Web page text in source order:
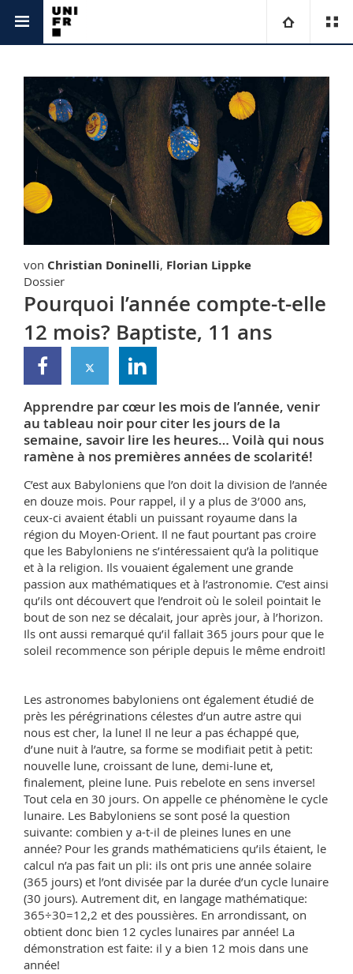
Studium
Campus
Forschung
Weiterbildung
Fakultäten
Theologische Fak.
Rechtswissenschaftliche Fak.
Wirtschafts- und Sozialwissenschaftliche Fak.
Philosophische Fak.
Fak. für Erziehungs- und Bildungswissenschaften
Math.-Nat. und Med. Fak.
Interfakultär
Informationen für
Studieninteressierte
Medien
Forschende
Mitarbeitende
Doktorierende
Ressourcen
Personenverzeichnis
Ortsplan
Bibliotheken
Webmail
Vorlesungsverzeichnis
MyUnifr
von Christian Doninelli, Florian Lippke
Dossier
Pourquoi l’année compte-t-elle
12 mois? Baptiste, 11 ans
Apprendre par cœur les mois de l’année, venir
au tableau noir pour citer les jours de la
semaine, savoir lire les heures… Voilà qui nous
ramène à nos premières années de scolarité!
C’est aux Babyloniens que l’on doit la division de l’année
en douze mois. Pour rappel, il y a plus de 3’000 ans,
ceux-ci avaient établi un puissant royaume dans la
région du Moyen-Orient. Il ne faut pourtant pas croire
que les Babyloniens ne s’intéressaient qu’à la politique
et à la religion. Ils vouaient également une grande
passion aux mathématiques et à l’astronomie. C’est ainsi
qu’ils ont découvert que l’endroit où le soleil pointait le
bout de son nez se décalait, jour après jour, à l’horizon.
Ils ont aussi remarqué qu’il fallait 365 jours pour que le
soleil recommence son périple depuis le même endroit!
Les astronomes babyloniens ont également étudié de
près les pérégrinations célestes d’un autre astre qui
nous est cher, la lune! Il ne leur a pas échappé que,
d’une nuit à l’autre, sa forme se modifiait petit à petit:
nouvelle lune, croissant de lune, demi-lune et,
finalement, pleine lune. Puis rebelote en sens inverse!
Tout cela en 30 jours. On appelle ce phénomène le cycle
lunaire. Les Babyloniens se sont posé la question
suivante: combien y a-t-il de pleines lunes en une
année? Pour les grands mathématiciens qu’ils étaient, le
calcul n’a pas fait un pli: ils ont pris une année solaire
(365 jours) et l’ont divisée par la durée d’un cycle lunaire
(30 jours). Autrement dit, en langage mathématique:
365÷30=12,2 et des poussières. En arrondissant, on
obtient donc bien 12 cycles lunaires par année! La
démonstration est faite: il y a bien 12 mois dans une
année!